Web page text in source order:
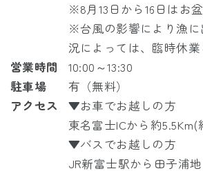
※8月13日から16日はお
※台風の影響により漁
況によっては、臨時休業
営業時間
10:00～13:30
駐車場
有（無料）
アクセス
▼お車でお越しの方
東名富士ICから約5.5Km(
▼バスでお越しの方
JR新富士駅から 田子浦